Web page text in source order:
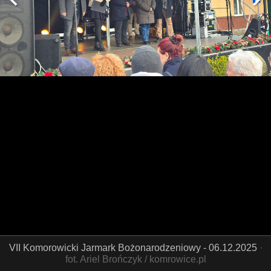
VII Komorowicki Jarmark Bożonarodzeniowy - 06.12.2025·
fot. Ariel Brończyk / komrowice.pl